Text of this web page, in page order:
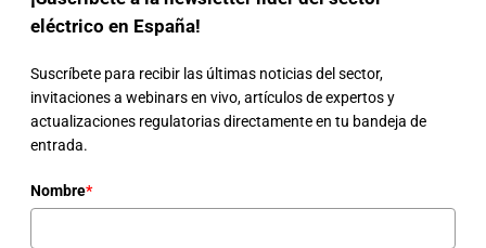
eléctrico en España!
Suscríbete para recibir las últimas noticias del sector,
invitaciones a webinars en vivo, artículos de expertos y
actualizaciones regulatorias directamente en tu bandeja de
entrada.
Nombre*